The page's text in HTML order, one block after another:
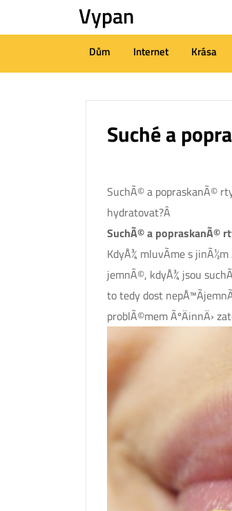
to
(Press
Vypan
Dům Internet Krása
Suché a
SuchÃ© a popraskanÃ©
hydratovat?Â
SuchÃ© a popraskanÃ©
KdyÅ¾ mluvÃ­me s
jemnÃ©, kdyÅ¾ jsou
to tedy dost
problÃ©mem ÃºÄinnÄ›